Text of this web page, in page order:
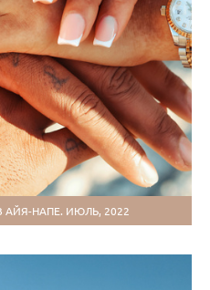
НАПЕ. ИЮЛЬ, 2022